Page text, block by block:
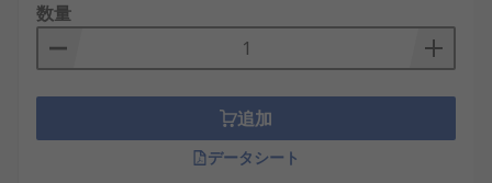
数量
追加
データシート